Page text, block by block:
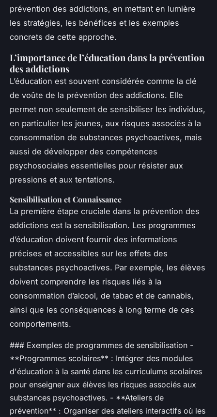
prévention des addictions, en mettant en lumière
les stratégies, les bénéfices et les exemples
concrets de cette approche.
L’importance de l’éducation dans la prévention
des addictions
L’éducation est souvent considérée comme la clé
de voûte de la prévention des addictions. Elle
permet non seulement de sensibiliser les individus,
en particulier les jeunes, aux risques associés à la
consommation de substances psychoactives, mais
aussi de développer des compétences
psychosociales essentielles pour résister aux
pressions et aux tentations.
Sensibilisation et Connaissance
La première étape cruciale dans la prévention des
addictions est la sensibilisation. Les programmes
d’éducation doivent fournir des informations
précises et accessibles sur les effets des
substances psychoactives. Par exemple, les élèves
doivent comprendre les risques liés à la
consommation d’alcool, de tabac et de cannabis,
ainsi que les conséquences à long terme de ces
comportements.
### Exemples de programmes de sensibilisation -
**Programmes scolaires** : Intégrer des modules
d'éducation à la santé dans les curriculums scolaires
pour enseigner aux élèves les risques associés aux
substances psychoactives. - **Ateliers de
prévention** : Organiser des ateliers interactifs où les